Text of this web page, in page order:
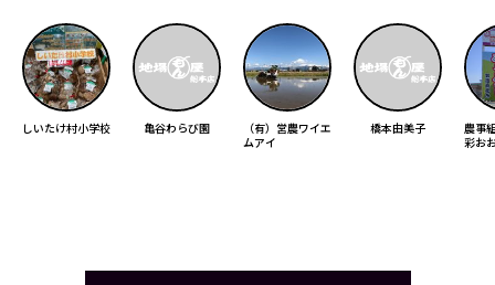
しいたけ村小学校 亀谷わらび園
（有）営農ワイエ
ムアイ
橋本由美子
農事
彩お